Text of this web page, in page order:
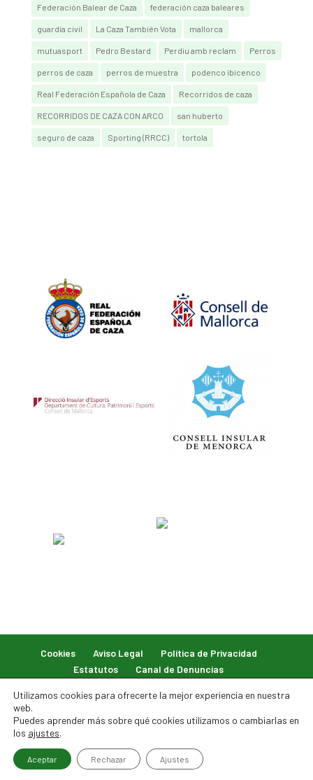
Federación Balear de Caza federación caza baleares
guardia civil La Caza También Vota mallorca
mutuasport Pedro Bestard Perdiu amb reclam Perros
perros de caza perros de muestra podenco ibicenco
Real Federación Española de Caza Recorridos de caza
RECORRIDOS DE CAZA CON ARCO san huberto
seguro de caza Sporting (RRCC) tortola
Cookies Aviso Legal
Política de Privacidad
Estatutos
Canal de Denuncias
© 2026 Federación Balear de Caza. Todos los derechos
reservados.
Utilizamos cookies para ofrecerte la mejor experiencia en nuestra
web.
Puedes aprender más sobre qué cookies utilizamos o cambiarlas en
los ajustes.
Aceptar Rechazar Ajustes